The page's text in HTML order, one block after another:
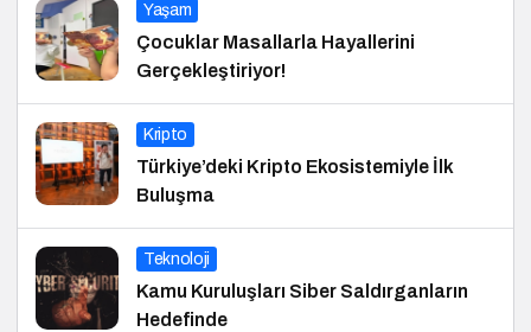
Yaşam
Çocuklar Masallarla Hayallerini
Gerçekleştiriyor!
Kripto
Türkiye’deki Kripto Ekosistemiyle İlk
Buluşma
Teknoloji
Kamu Kuruluşları Siber Saldırganların
Hedefinde